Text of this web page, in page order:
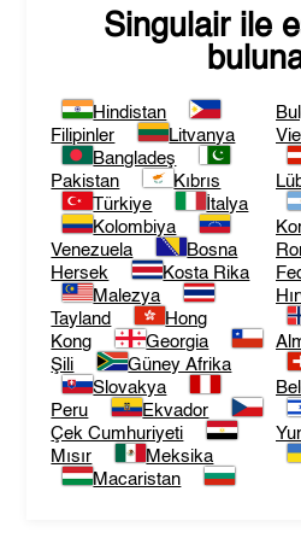
Singulairile
Hindistan
Filipinler
Litvanya
Bangladeş
Pakistan
Kıbrıs
Türkiye
İtalya
Kolombiya
Venezuela
Bosna
Hersek
Kosta Rika
Malezya
Tayland
Hong
Kong
Georgia
Şili
Güney Afrika
Slovakya
Peru
Ekvador
Çek Cumhuriyeti
Mısır
Meksika
Macaristan